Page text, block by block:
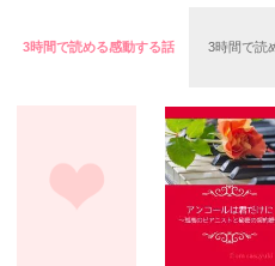
私の考えたのも
何かに必要になったら
とても光栄です(^O^)
是非みてください☆☆
稚拙な詩集になるかもしれませ
その辺りは温かい目でご覧頂け
3時間で読める感動する話 3時間で読